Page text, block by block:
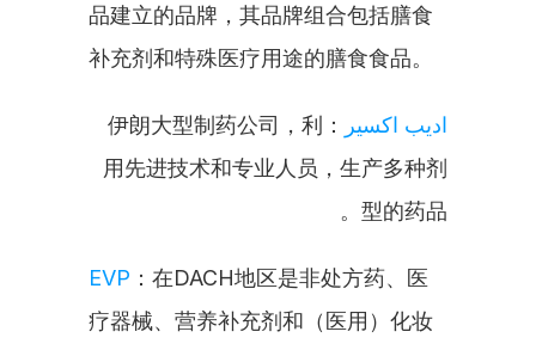
品建立的品牌，其品牌组合包括膳食
补充剂和特殊医疗用途的膳食食品。
ادیب اکسیر
：伊朗大型制药公司，利
用先进技术和专业人员，生产多种剂
型的药品。
EVP ：在DACH地区是非处方药、医
疗器械、营养补充剂和（医用）化妆